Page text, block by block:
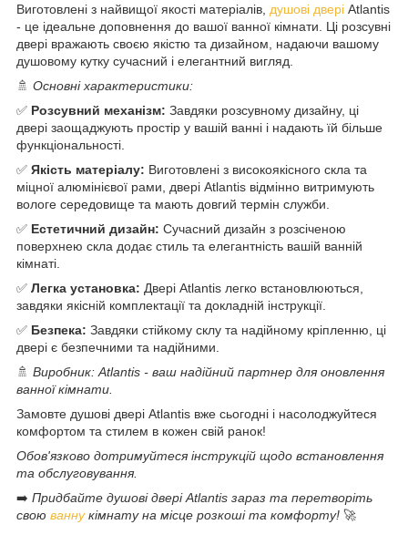
Виготовлені з найвищої якості матеріалів, душові двері Atlantis
- це ідеальне доповнення до вашої ванної кімнати. Ці розсувні
двері вражають своєю якістю та дизайном, надаючи вашому
душовому кутку сучасний і елегантний вигляд.
🚿 Основні характеристики:
✅ Розсувний механізм: Завдяки розсувному дизайну, ці
двері заощаджують простір у вашій ванні і надають їй більше
функціональності.
✅ Якість матеріалу: Виготовлені з високоякісного скла та
міцної алюмінієвої рами, двері Atlantis відмінно витримують
вологе середовище та мають довгий термін служби.
✅ Естетичний дизайн: Сучасний дизайн з розсіченою
поверхнею скла додає стиль та елегантність вашій ванній
кімнаті.
✅ Легка установка: Двері Atlantis легко встановлюються,
завдяки якісній комплектації та докладній інструкції.
✅ Безпека: Завдяки стійкому склу та надійному кріпленню, ці
двері є безпечними та надійними.
🚿 Виробник: Atlantis - ваш надійний партнер для оновлення
ванної кімнати.
Замовте душові двері Atlantis вже сьогодні і насолоджуйтеся
комфортом та стилем в кожен свій ранок!
Обов'язково дотримуйтеся інструкцій щодо встановлення
та обслуговування.
➡️ Придбайте душові двері Atlantis зараз та перетворіть
свою ваннукімнату на місце розкоші та комфорту! 🚀